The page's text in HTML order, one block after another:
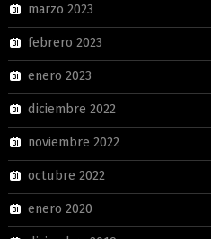
marzo 2023
febrero 2023
enero 2023
diciembre 2022
noviembre 2022
octubre 2022
enero 2020